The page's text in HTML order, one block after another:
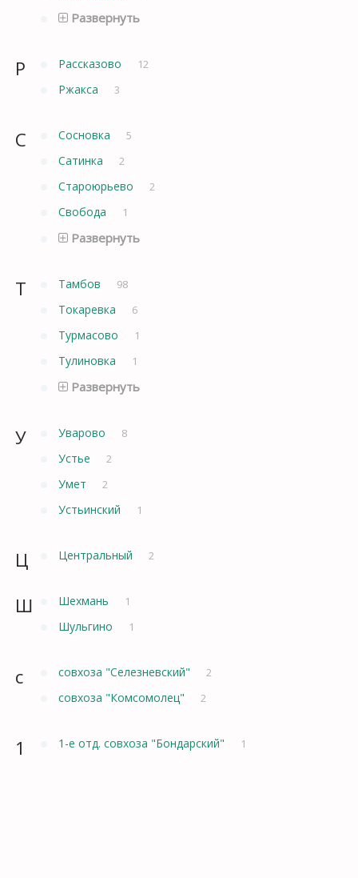
Развернуть
Р Рассказово 12
Ржакса 3
С Сосновка 5
Сатинка 2
Староюрьево 2
Свобода 1
Развернуть
Т Тамбов 98
Токаревка 6
Турмасово 1
Тулиновка 1
Развернуть
У Уварово 8
Устье 2
Умет 2
Устьинский 1
Ц Центральный 2
Ш Шехмань 1
Шульгино 1
с совхоза "Селезневский" 2
совхоза "Комсомолец" 2
1 1-е отд. совхоза "Бондарский" 1